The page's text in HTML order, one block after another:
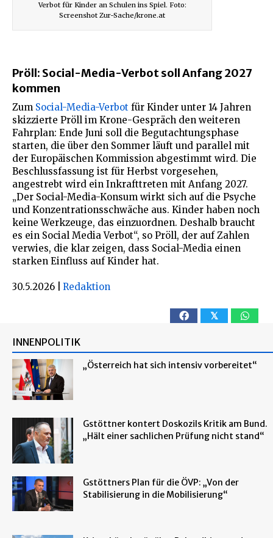
Verbot für Kinder an Schulen ins Spiel. Foto:
Screenshot Zur-Sache/krone.at
Pröll: Social-Media-Verbot soll Anfang 2027
kommen
Zum Social-Media-Verbot für Kinder unter 14 Jahren
skizzierte Pröll im Krone-Gespräch den weiteren
Fahrplan: Ende Juni soll die Begutachtungsphase
starten, die über den Sommer läuft und parallel mit
der Europäischen Kommission abgestimmt wird. Die
Beschlussfassung ist für Herbst vorgesehen,
angestrebt wird ein Inkrafttreten mit Anfang 2027.
„Der Social-Media-Konsum wirkt sich auf die Psyche
und Konzentrationsschwäche aus. Kinder haben noch
keine Werkzeuge, das einzuordnen. Deshalb braucht
es ein Social Media Verbot“, so Pröll, der auf Zahlen
verwies, die klar zeigen, dass Social-Media einen
starken Einfluss auf Kinder hat.
30.5.2026 Redaktion
𝕏
INNENPOLITIK
„Österreich hat sich intensiv vorbereitet“
Gstöttner kontert Doskozils Kritik am Bund.
„Hält einer sachlichen Prüfung nicht stand“
Gstöttners Plan für die ÖVP: „Von der
Stabilisierung in die Mobilisierung“